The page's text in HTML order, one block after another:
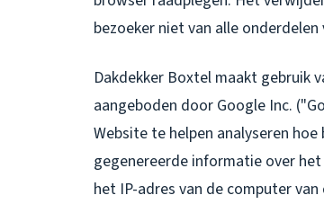
bezoeker niet van alle
Dakdekker Boxtel maakt gebruik
aangeboden door Google Inc.
Website te helpen analyseren
gegenereerde informatie over
het IP-adres van de computer